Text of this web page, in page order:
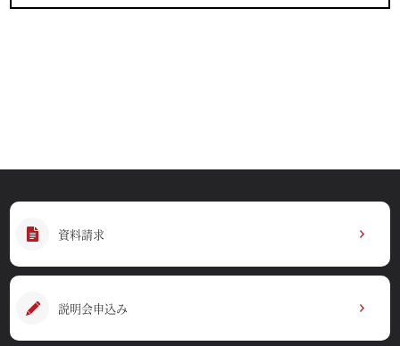
資料請求
説明会申込み